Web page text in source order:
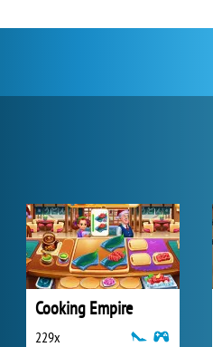
Cooking Empire
229x